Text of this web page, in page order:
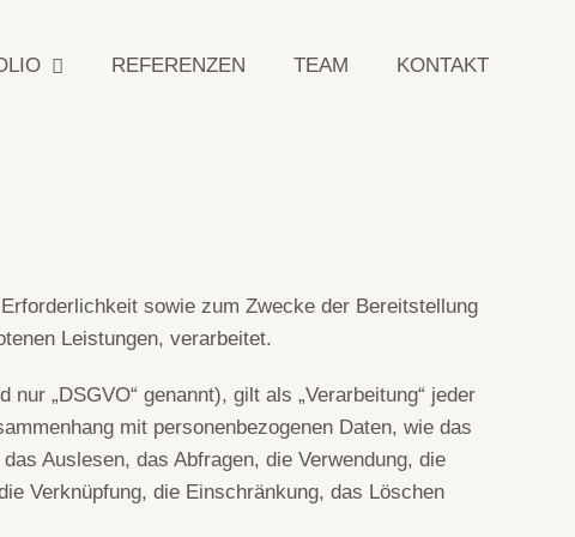
REFERENZEN TEAM KONTAKT
sowie zum Zwecke der Bereitstellung
Leistungen, verarbeitet.
„DSGVO“ genannt), gilt als „Verarbeitung“ jeder
mit personenbezogenen Daten, wie das
Auslesen, das Abfragen, die Verwendung, die
Verknüpfung, die Einschränkung, das Löschen